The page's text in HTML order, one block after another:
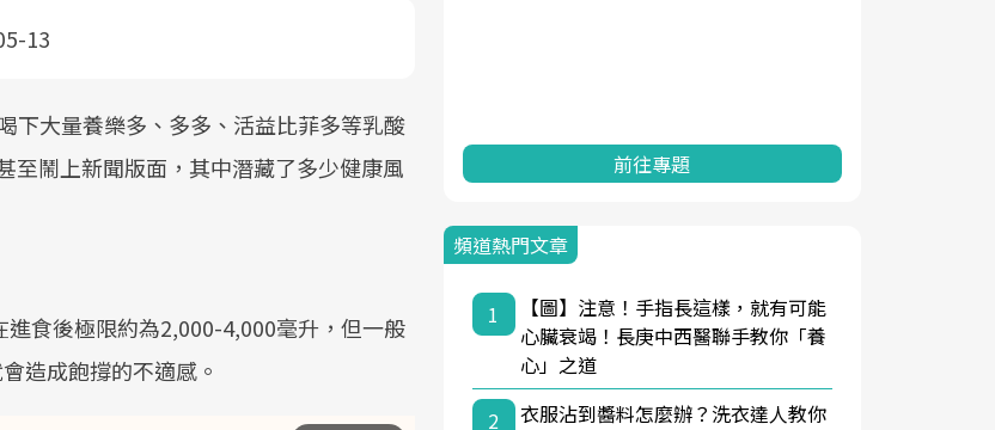
13
大量養樂多、多多、活益比菲多等乳酸
至鬧上新聞版面，其中潛藏了多少健康風
食後極限約為2,000-4,000毫升，但一般
造成飽撐的不適感。
關注的核心議題。然而，健檢不只是醫
狀況、啟動健康管理的重要起點。
前往專題
前往專題
前往專題
前往專題 前往專題
頻道熱門文章
1
【圖】注意！手指長這樣，就有可能
心臟衰竭！長庚中西醫聯手教你「養
心」之道
2
衣服沾到醬料怎麼辦？洗衣達人教你